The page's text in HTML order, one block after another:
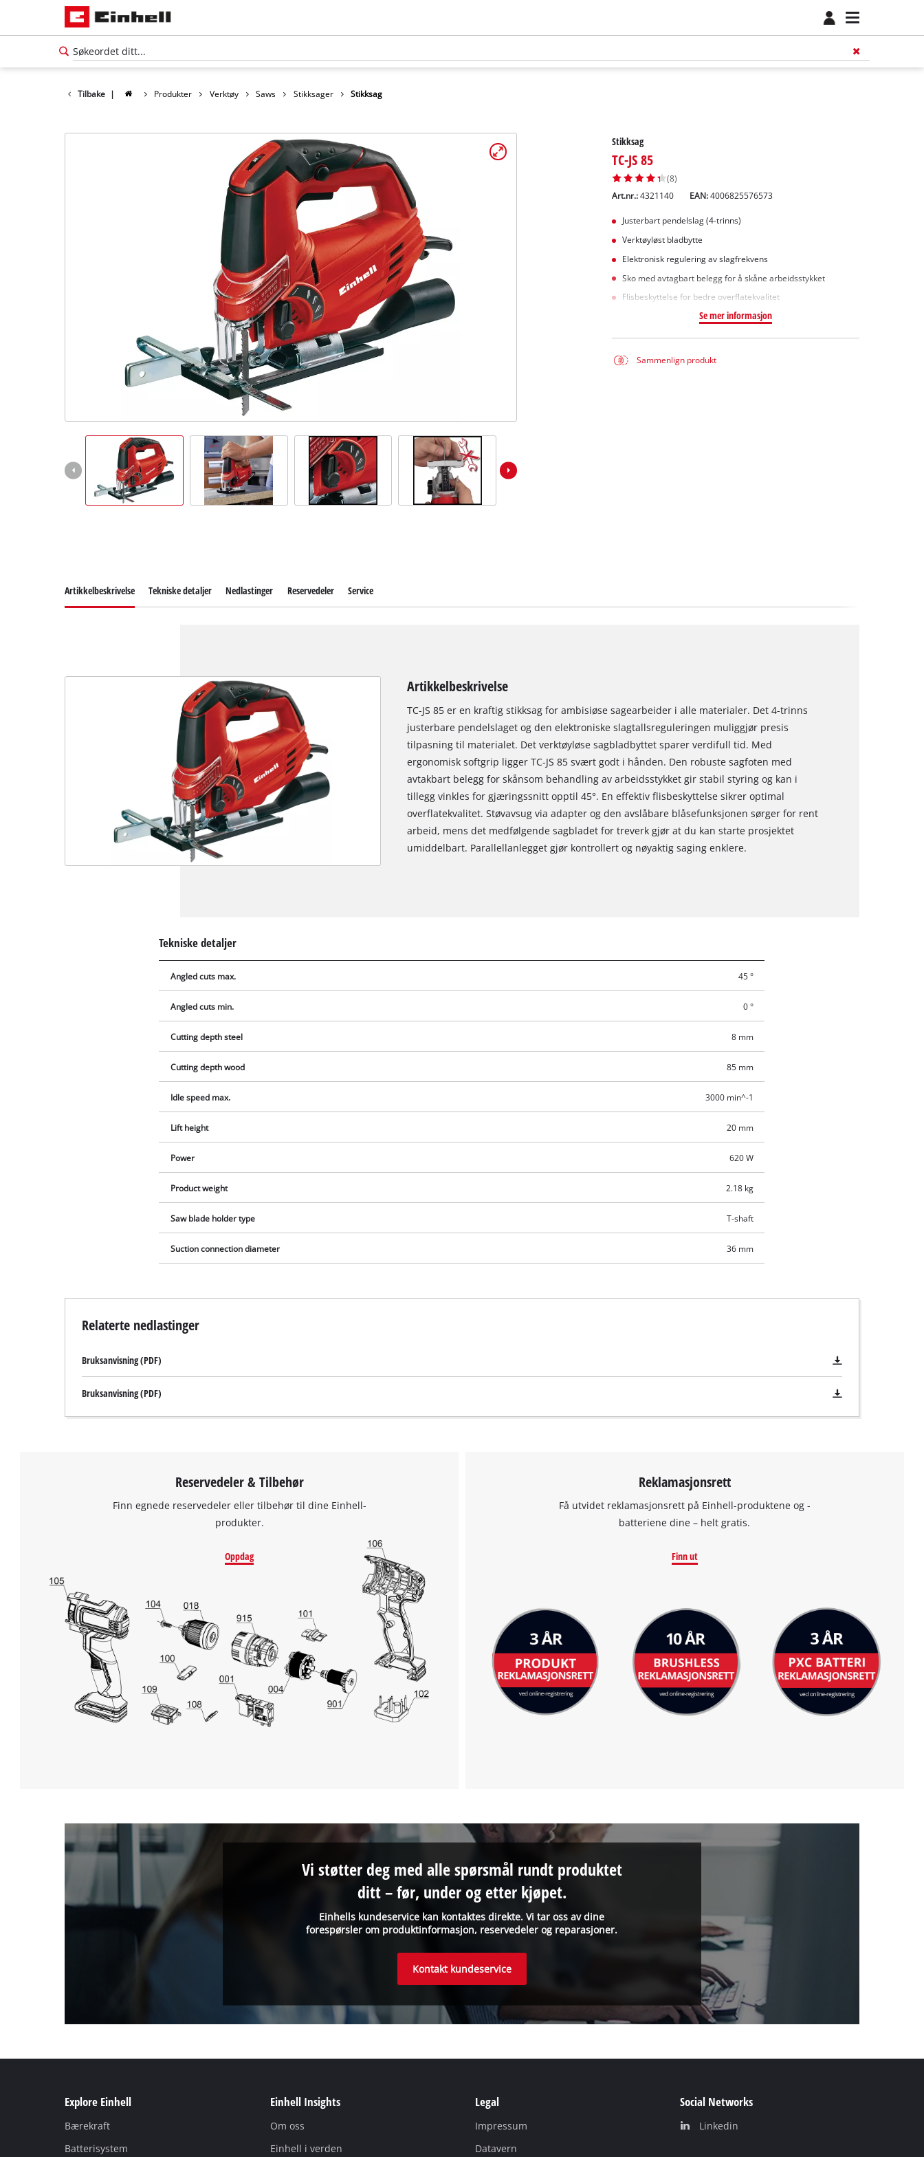
Tilbake | Produkter Verktøy Saws Stikksager Stikksag
Stikksag
TC-JS 85
(8)
Art.nr.: 4321140 EAN:4006825576573
Justerbart pendelslag (4-trinns)
Verktøyløst bladbytte
Elektronisk regulering av slagfrekvens
Sko med avtagbart belegg for å skåne arbeidsstykket
Flisbeskyttelse for bedre overflatekvalitet
Se mer informasjon
Sammenlign produkt
Google Maps service!
Management Platform
Artikkelbeskrivelse Tekniske detaljer Nedlastinger Reservedeler Service
Artikkelbeskrivelse
TC-JS 85 er en kraftig stikksag for ambisiøse sagearbeider i alle materialer. Det 4-trinns
justerbare pendelslaget og den elektroniske slagtallsreguleringen muliggjør presis
tilpasning til materialet. Det verktøyløse sagbladbyttet sparer verdifull tid. Med
ergonomisk softgrip ligger TC-JS 85 svært godt i hånden. Den robuste sagfoten med
avtakbart belegg for skånsom behandling av arbeidsstykket gir stabil styring og kan i
tillegg vinkles for gjæringssnitt opptil 45°. En effektiv flisbeskyttelse sikrer optimal
overflatekvalitet. Støvavsug via adapter og den avslåbare blåsefunksjonen sørger for rent
arbeid, mens det medfølgende sagbladet for treverk gjør at du kan starte prosjektet
umiddelbart. Parallellanlegget gjør kontrollert og nøyaktig saging enklere.
Tekniske detaljer
Angled cuts max. 45 °
Angled cuts min. 0 °
Cutting depth steel 8 mm
Cutting depth wood 85 mm
Idle speed max. 3000 min^-1
Lift height 20 mm
Power 620 W
Product weight 2.18 kg
Saw blade holder type T-shaft
Suction connection diameter 36 mm
Relaterte nedlastinger
Bruksanvisning (PDF)
Bruksanvisning (PDF)
Reservedeler & Tilbehør
Finn egnede reservedeler eller tilbehør til dine Einhell-
produkter.
Oppdag
Reklamasjonsrett
Få utvidet reklamasjonsrett på Einhell-produktene og -
batteriene dine – helt gratis.
Finn ut
Einhells kundeservice kan kontaktes direkte. Vi tar oss av dine
forespørsler om produktinformasjon, reservedeler og reparasjoner.
Vi støtter deg med alle spørsmål rundt produktet
ditt – før, under og etter kjøpet.
Kontakt kundeservice
Explore Einhell
Bærekraft
Batterisystem
Einhell Insights
Om oss
Einhell i verden
Legal
Impressum
Datavern
Social Networks
Linkedin